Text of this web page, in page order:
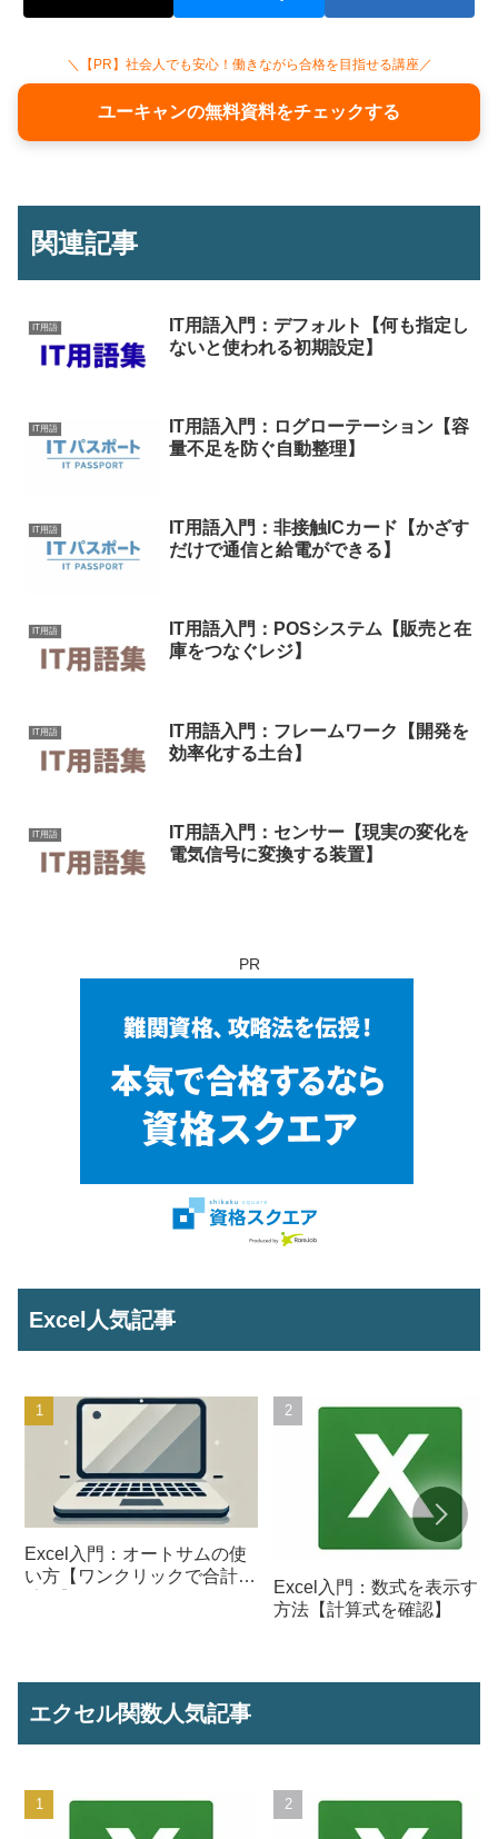
＼【PR】社会人でも安心！働きながら合格を目指せる講座／
ユーキャンの無料資料をチェックする
関連記事
IT用語
IT用語入門：デフォルト【何も指定し
ないと使われる初期設定】
IT用語
IT用語入門：ログローテーション【容
量不足を防ぐ自動整理】
IT用語
IT用語入門：非接触ICカード【かざす
だけで通信と給電ができる】
IT用語
IT用語入門：POSシステム【販売と在
庫をつなぐレジ】
IT用語
IT用語入門：フレームワーク【開発を
効率化する土台】
IT用語
IT用語入門：センサー【現実の変化を
電気信号に変換する装置】
PR
Excel人気記事
Excel入門：オートサムの使
い方【ワンクリックで合計を
Excel入門：数式を表示する
方法【計算式を確認】
エクセル関数人気記事